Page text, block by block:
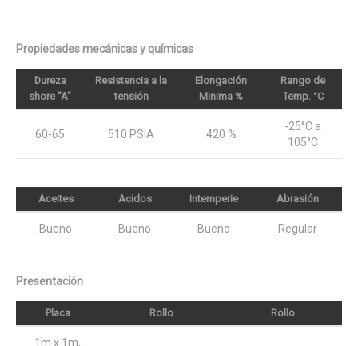
Propiedades mecánicas y químicas
Dureza
shore "A"
Resistencia a la
tensión
Elongación
Minima %
Rango de
Temp. °C
60-65 510 PSIA 420 %
-25°C a
105°C
Aceites Acidos Intemperie Abrasión
Bueno Bueno Bueno Regular
Presentación
Placa Rollo Rollo
1m x 1m,